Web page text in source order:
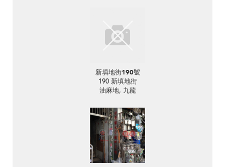
新填地街190號
190 新填地街
油麻地, 九龍